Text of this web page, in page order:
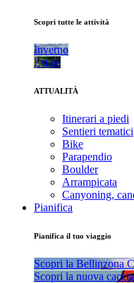
Scopri tutte le attività
Inverno
Estate
ATTUALITÀ
Itinerari a piedi
Sentieri tematici
Bike
Parapendio
Boulder
Arrampicata
Canyoning,
Pianifica
Pianifica il tuo viaggio
Scopri la Bellinzona
Scopri la nuova